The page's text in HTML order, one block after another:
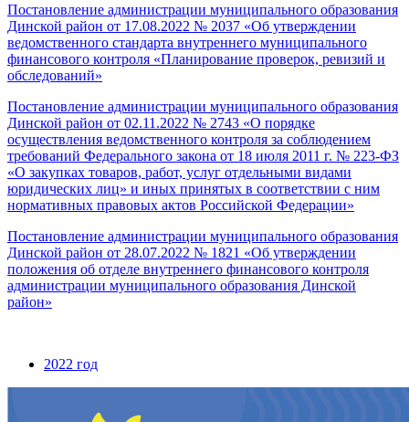
Постановление администрации муниципального образования
Динской район от 17.08.2022 № 2037 «Об утверждении
ведомственного стандарта внутреннего муниципального
финансового контроля «Планирование проверок, ревизий и
обследований»
Постановление администрации муниципального образования
Динской район от 02.11.2022 № 2743 «О порядке
осуществления ведомственного контроля за соблюдением
требований Федерального закона от 18 июля 2011 г. № 223-ФЗ
«О закупках товаров, работ, услуг отдельными видами
юридических лиц» и иных принятых в соответствии с ним
нормативных правовых актов Российской Федерации»
Постановление администрации муниципального образования
Динской район от 28.07.2022 № 1821 «Об утверждении
положения об отделе внутреннего финансового контроля
администрации муниципального образования Динской
район»
2022 год